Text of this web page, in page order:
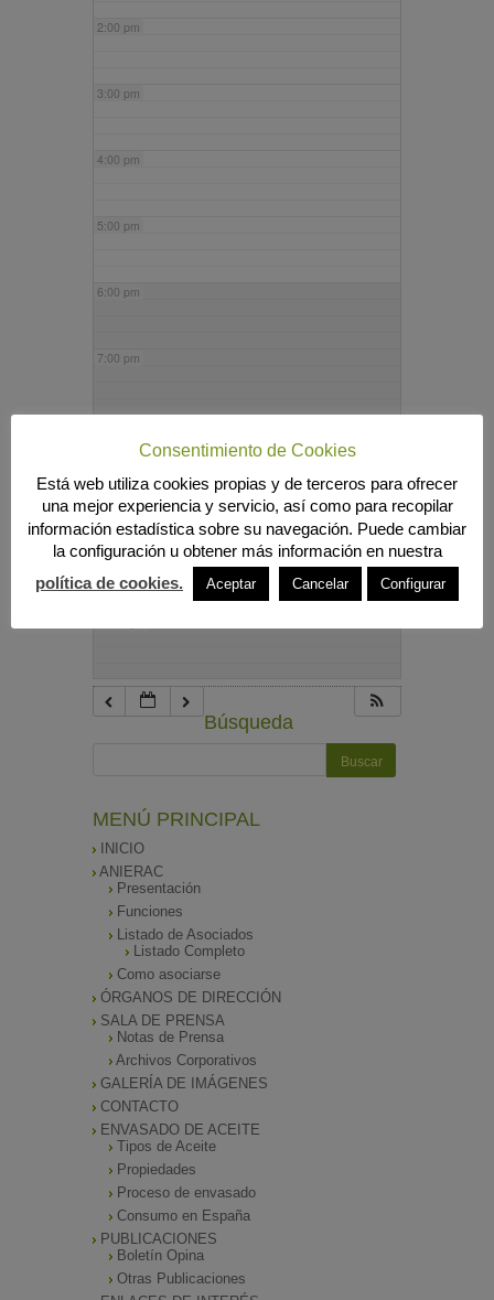
2:00 pm
3:00 pm
4:00 pm
5:00 pm
6:00 pm
7:00 pm
9:00 pm
10:00 pm
Búsqueda
MENÚ PRINCIPAL
INICIO
ANIERAC
Presentación
Funciones
Listado de Asociados
Listado Completo
Como asociarse
ÓRGANOS DE DIRECCIÓN
SALA DE PRENSA
Notas de Prensa
Archivos Corporativos
GALERÍA DE IMÁGENES
CONTACTO
ENVASADO DE ACEITE
Tipos de Aceite
Propiedades
Proceso de envasado
Consumo en España
PUBLICACIONES
Boletín Opina
Otras Publicaciones
Consentimiento de Cookies
Está web utiliza cookies propias y de terceros para ofrecer
una mejor experiencia y servicio, así como para recopilar
información estadística sobre su navegación. Puede cambiar
la configuración u obtener más información en nuestra
política de cookies.
Aceptar Cancelar Configurar